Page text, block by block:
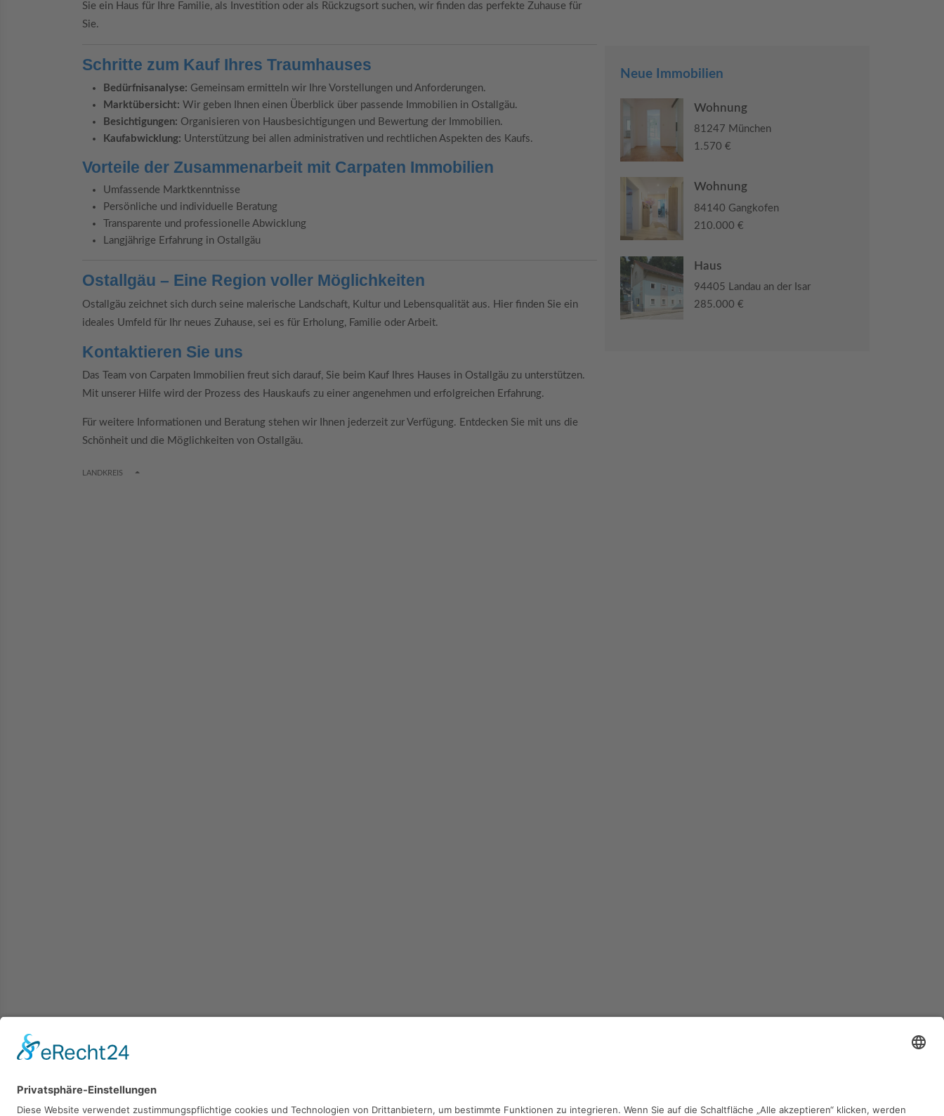
Sie ein Haus für Ihre Familie, als Investition oder als Rückzugsort suchen, wir finden das perfekte Zuhause für
Sie.
Schritte zum Kauf Ihres Traumhauses
Bedürfnisanalyse: Gemeinsam ermitteln wir Ihre Vorstellungen und Anforderungen.
Marktübersicht: Wir geben Ihnen einen Überblick über passende Immobilien in Ostallgäu.
Besichtigungen: Organisieren von Hausbesichtigungen und Bewertung der Immobilien.
Kaufabwicklung: Unterstützung bei allen administrativen und rechtlichen Aspekten des Kaufs.
Vorteile der Zusammenarbeit mit Carpaten Immobilien
Umfassende Marktkenntnisse
Persönliche und individuelle Beratung
Transparente und professionelle Abwicklung
Langjährige Erfahrung in Ostallgäu
Ostallgäu – Eine Region voller Möglichkeiten
Ostallgäu zeichnet sich durch seine malerische Landschaft, Kultur und Lebensqualität aus. Hier finden Sie ein
ideales Umfeld für Ihr neues Zuhause, sei es für Erholung, Familie oder Arbeit.
Kontaktieren Sie uns
Das Team von Carpaten Immobilien freut sich darauf, Sie beim Kauf Ihres Hauses in Ostallgäu zu unterstützen.
Mit unserer Hilfe wird der Prozess des Hauskaufs zu einer angenehmen und erfolgreichen Erfahrung.
Für weitere Informationen und Beratung stehen wir Ihnen jederzeit zur Verfügung. Entdecken Sie mit uns die
Schönheit und die Möglichkeiten von Ostallgäu.
LANDKREIS TOGGLE DROPDOWN
Neue Immobilien
Wohnung
81247 München
1.570 €
Wohnung
84140 Gangkofen
210.000 €
Haus
94405 Landau an der Isar
285.000 €
Kaufen Verkaufen